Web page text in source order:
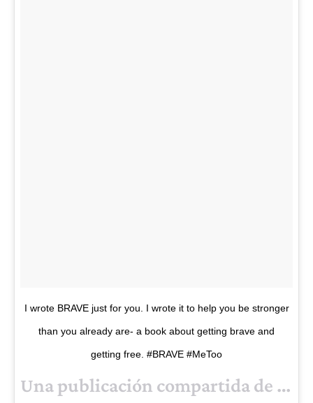
I wrote BRAVE just for you. I wrote it to help you be stronger
than you already are- a book about getting brave and
getting free. #BRAVE #MeToo
Una publicación compartida de
Rose